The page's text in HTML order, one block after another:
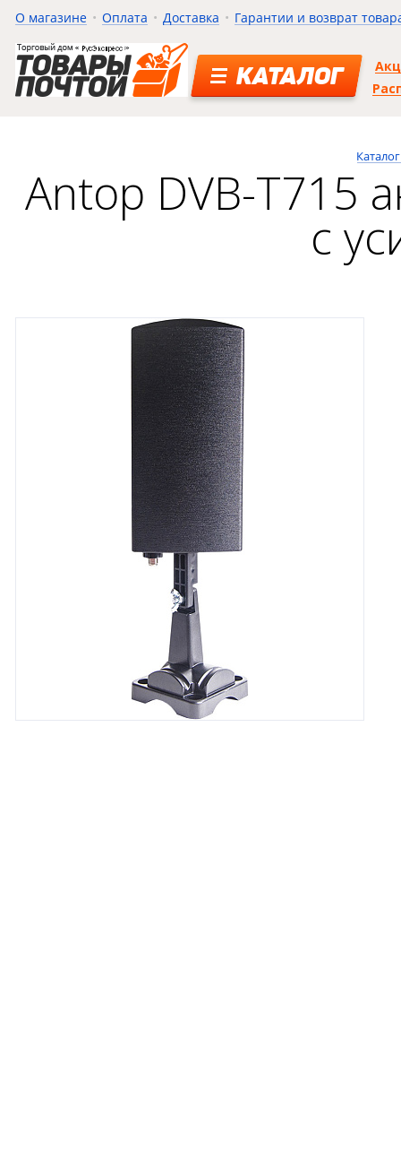
О магазине Оплата Доставка Гарантии и возврат
КАТАЛОГ
Каталог
Antop DVB-T715
с